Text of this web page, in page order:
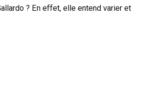
? En effet, elle entend varier et